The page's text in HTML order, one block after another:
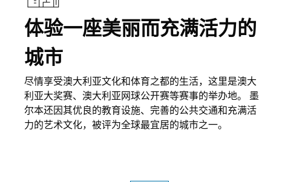
体验一座美丽而充满活力的
城市
尽情享受澳大利亚文化和体育之都的生活，这里是澳大
利亚大奖赛、澳大利亚网球公开赛等赛事的举办地。 墨
尔本还因其优良的教育设施、完善的公共交通和充满活
力的艺术文化，被评为全球最宜居的城市之一。